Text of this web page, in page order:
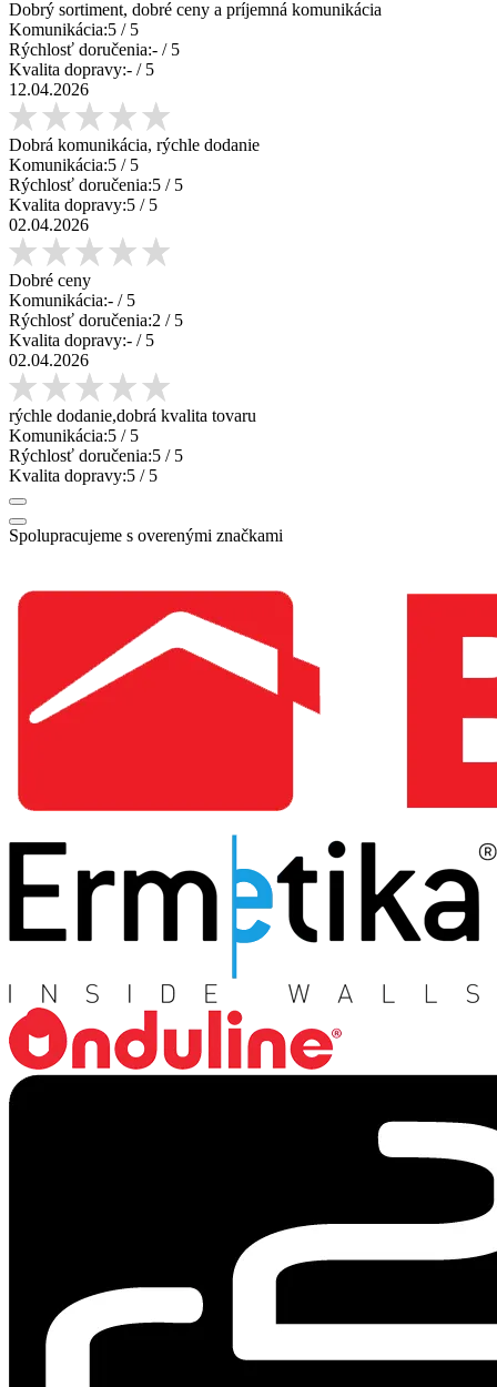
Dobrý sortiment, dobré ceny a príjemná komunikácia
Komunikácia:5 / 5
Rýchlosť doručenia:- / 5
Kvalita dopravy:- / 5
12.04.2026
Dobrá komunikácia, rýchle dodanie
Komunikácia:5 / 5
Rýchlosť doručenia:5 / 5
Kvalita dopravy:5 / 5
02.04.2026
Dobré ceny
Komunikácia:- / 5
Rýchlosť doručenia:2 / 5
Kvalita dopravy:- / 5
02.04.2026
rýchle dodanie,dobrá kvalita tovaru
Komunikácia:5 / 5
Rýchlosť doručenia:5 / 5
Kvalita dopravy:5 / 5
Spolupracujeme s overenými značkami